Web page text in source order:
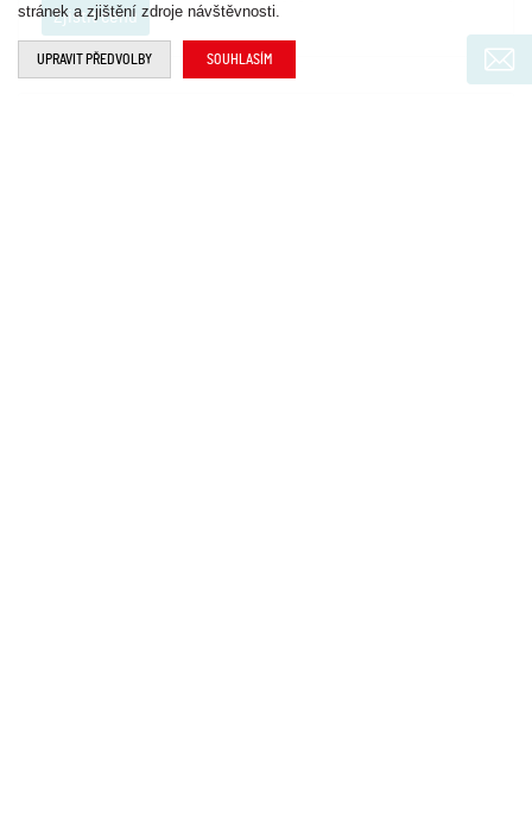
Zjistit cenu
stránek a zjištění zdroje návštěvnosti.
UPRAVIT PŘEDVOLBY SOUHLASÍM